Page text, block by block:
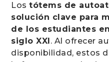
Lostótems de
solución clave para
de los estudiantes
siglo XXI. Al ofrecer
disponibilidad, estos